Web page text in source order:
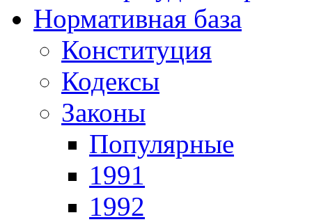
Нормативная база
Конституция
Кодексы
Законы
Популярные
1991
1992